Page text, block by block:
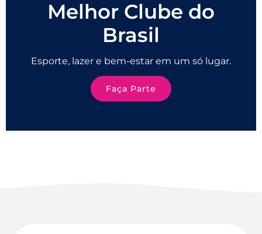
Melhor Clube do
Brasil
Esporte, lazer e bem-estar em um só lugar.
Faça Parte